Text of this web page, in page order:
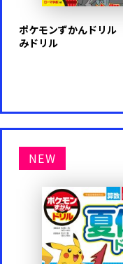
ポケモンずかんドリ
みドリル
NEW